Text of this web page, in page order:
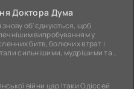
Доктора Дума
знову об'єднуються, щоб
випробуванням у
битв, болючих втрат і
сильнішими, мудрішими та
війни цар Ітаки Одіссей